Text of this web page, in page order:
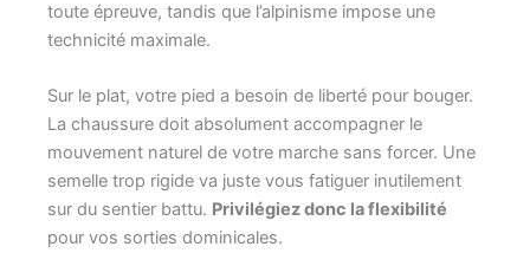
toute épreuve, tandis que l’alpinisme impose une
technicité maximale.
Sur le plat, votre pied a besoin de liberté pour bouger.
La chaussure doit absolument accompagner le
mouvement naturel de votre marche sans forcer. Une
semelle trop rigide va juste vous fatiguer inutilement
sur du sentier battu. Privilégiez donc la flexibilité
pour vos sorties dominicales.